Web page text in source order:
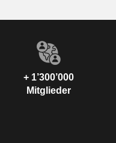
+ 1’300’000
Mitglieder